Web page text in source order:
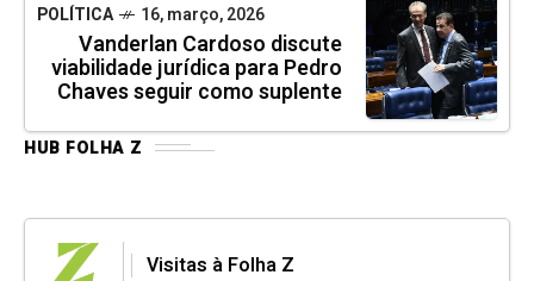
POLÍTICA 16, março, 2026
Vanderlan Cardoso discute
viabilidade jurídica para Pedro
Chaves seguir como suplente
HUB FOLHA Z
Visitas à Folha Z